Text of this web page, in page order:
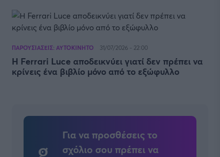
ΠΑΡΟΥΣΙΑΣΕΙΣ: ΑΥΤΟΚΙΝΗΤΟ 31/07/2026 - 22:00
Η Ferrari Luce αποδεικνύει γιατί δεν πρέπει να
κρίνεις ένα βιβλίο μόνο από το εξώφυλλο
Για να προσθέσεις το
σχόλιο σου πρέπει να